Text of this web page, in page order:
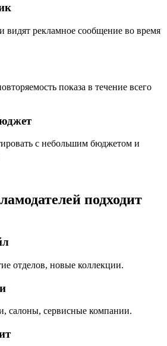
видят рекламное сообщение во время
показа в течение всего
с небольшим бюджетом и
подходит
отделов, новые коллекции.
салоны, сервисные компании.